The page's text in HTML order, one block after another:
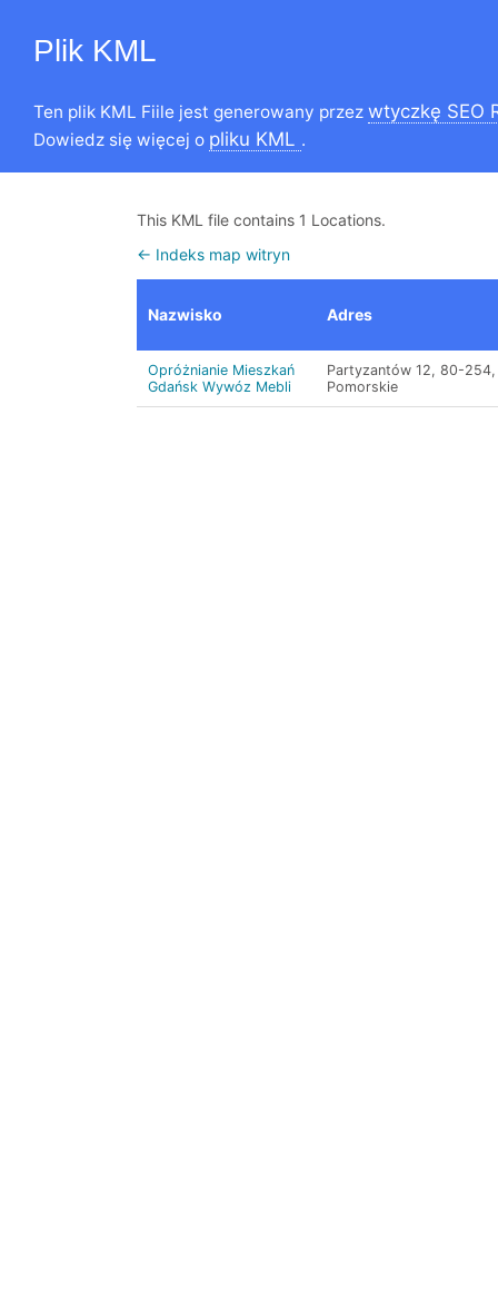
Plik KML
Ten plik KML Fiile jest generowany przez wtyczkę SEO
Dowiedz się więcej o pliku KML .
This KML file contains 1 Locations.
← Indeks map witryn
Nazwisko Adres
Opróżnianie Mieszkań
Gdańsk Wywóz Mebli
Partyzantów 12, 80-254,
Pomorskie